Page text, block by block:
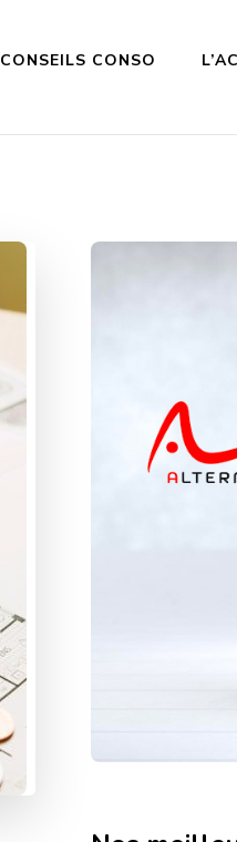
CONSEILS CONSO